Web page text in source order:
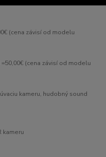
(cena závisí od modelu
(cena závisí od modelu
kameru, hudobný sound
kameru